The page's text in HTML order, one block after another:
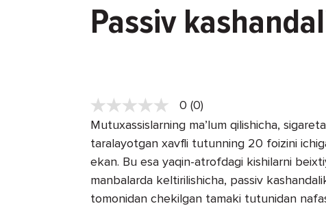
Passiv
0 (0)
Mutuxassislarning ma’lum qilishicha,
taralayotgan xavfli tutunning 20 foizini
ekan. Bu esa yaqin-atrofdagi kishilarni
manbalarda keltirilishicha, passiv
tomonidan chekilgan tamaki tutunidan